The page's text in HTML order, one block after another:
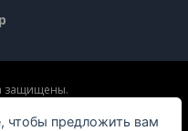
защищены.
чтобы предложить вам